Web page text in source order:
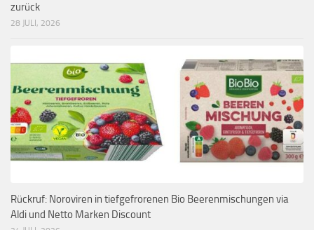
zurück
28 JULI, 2026
Rückruf: Noroviren in tiefgefrorenen Bio Beerenmischungen via
Aldi und Netto Marken Discount